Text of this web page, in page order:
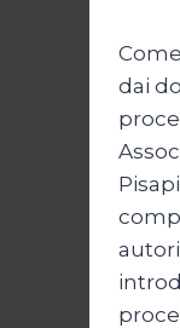
dai